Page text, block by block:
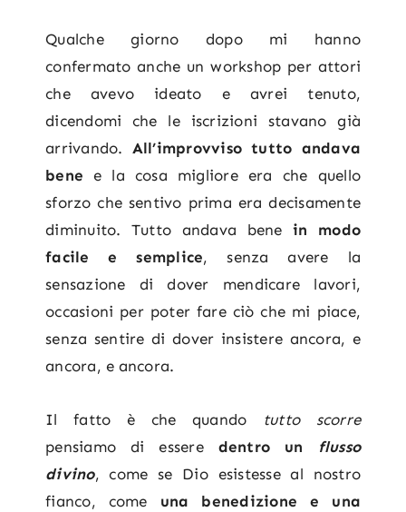
Qualche giorno dopo mi hanno
confermato anche un workshop per attori
che avevo ideato e avrei tenuto,
dicendomi che le iscrizioni stavano già
arrivando. All’improvviso tutto andava
benee la cosa migliore era che quello
sforzo che sentivo prima era decisamente
diminuito. Tutto andava benein modo
facile e semplice, senza avere la
sensazione di dover mendicare lavori,
occasioni per poter fare ciò che mi piace,
senza sentire di dover insistere ancora, e
ancora, e ancora.
Il fatto è che quando
tutto scorre
pensiamo di essere dentro un
flusso
divino, come se Dio esistesse al nostro
fianco, come una benedizione e una